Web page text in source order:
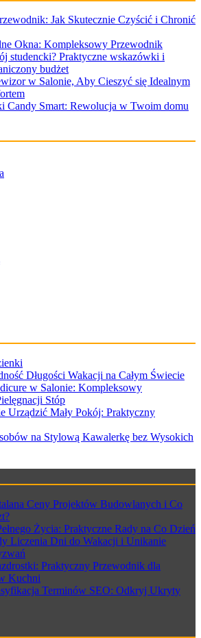
Jak Skutecznie Czyścić i Chronić
Okna: Kompleksowy Przewodnik
studencki? Praktyczne wskazówki i
budżet
w Salonie, Aby Cieszyć się Idealnym
Candy Smart: Rewolucja w Twoim domu
Długości Wakacji na Całym Świecie
w Salonie: Kompleksowy
Stóp
Urządzić Mały Pokój: Praktyczny
na Stylową Kawalerkę bez Wysokich
Ceny Projektów Budowlanych i Co
Życia: Praktyczne Rady na Co Dzień
Liczenia Dni do Wakacji i Unikanie
Praktyczny Przewodnik dla
Kuchni
Terminów SEO: Odkryj Ukryty